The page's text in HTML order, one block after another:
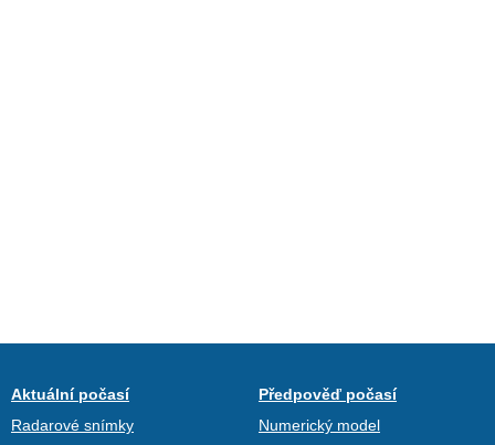
Aktuální počasí
Radarové snímky
Předpověď počasí
Numerický model